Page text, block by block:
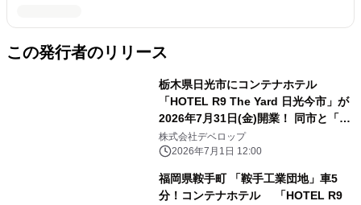
この発行者のリリース
栃木県日光市にコンテナホテル
「HOTEL R9 The Yard 日光今市」が
2026年7月31日(金)開業！ 同市と「レ
スキューホテル」災害協定を締結
株式会社デベロップ
2026年7月1日 12:00
福岡県鞍手町 「鞍手工業団地」車5
分！コンテナホテル 「HOTEL R9